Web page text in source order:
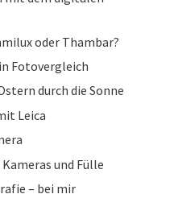
oder Thambar?
Fotovergleich
durch die Sonne
Leica
und Fülle
– bei mir